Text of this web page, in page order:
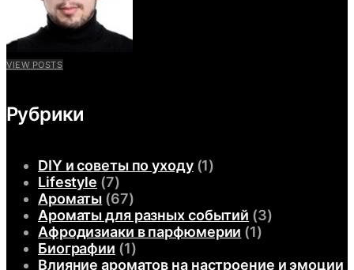
VIEW POSTS
Рубрики
DIY и советы по уходу(1)
Lifestyle (7)
Ароматы (67)
Ароматы для разных событий (3)
Афродизиаки в парфюмерии (1)
Биографии (1)
Влияние ароматов на настроение и эмоции